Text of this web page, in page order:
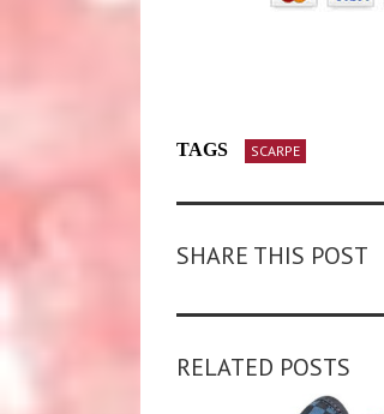
TAGS SCARPE
SHARE THIS POST
RELATED POSTS